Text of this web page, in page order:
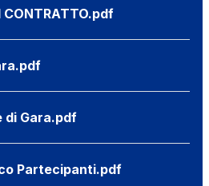
CONTRATTO.pdf
di Gara.pdf
Partecipanti.pdf